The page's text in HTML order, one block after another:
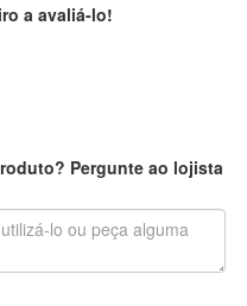
a avaliá-lo!
Pergunte ao lojista